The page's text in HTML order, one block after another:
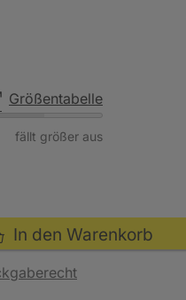
Größentabelle
fällt größer aus
In den Warenkorb